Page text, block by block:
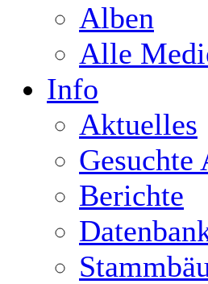
Alben
Alle
Info
Aktuelles
Gesuchte
Berichte